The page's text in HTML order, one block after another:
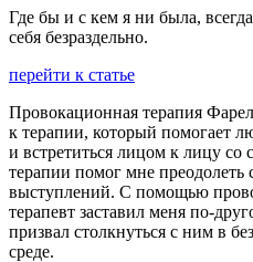
Где бы и с кем я ни была,
себя безраздельно.
перейти к статье
Провокационная терапия
к терапии, который помогает
и встретиться лицом к лицу со
терапии помог мне преодолеть
выступлений. С помощью
терапевт заставил меня по-
призвал столкнуться с ним в
среде.